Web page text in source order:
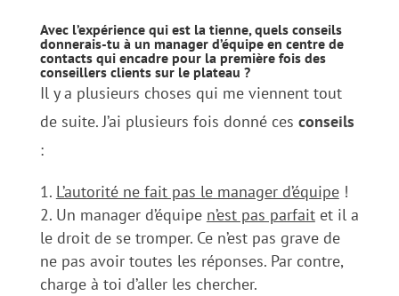
Avec l’expérience qui est la tienne, quels conseils
donnerais-tu à un manager d’équipe en centre de
contacts qui encadre pour la première fois des
conseillers clients sur le plateau ?
Il y a plusieurs choses qui me viennent tout
de suite. J’ai plusieurs fois donné ces conseils
:
L’autorité ne fait pas le manager d’équipe!
Un manager d’équipe n’est pas parfaitet il a
le droit de se tromper. Ce n’est pas grave de
ne pas avoir toutes les réponses. Par contre,
charge à toi d’aller les chercher.